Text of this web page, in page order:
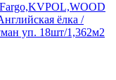
ёлка /
уп. 18шт/1,362м2